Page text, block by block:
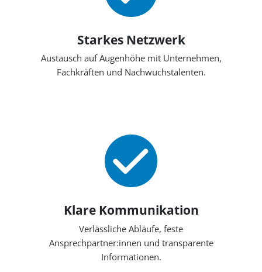
Starkes Netzwerk
Austausch auf Augenhöhe mit Unternehmen,
Fachkräften und Nachwuchstalenten.
Klare Kommunikation
Verlässliche Abläufe, feste
Ansprechpartner:innen und transparente
Informationen.